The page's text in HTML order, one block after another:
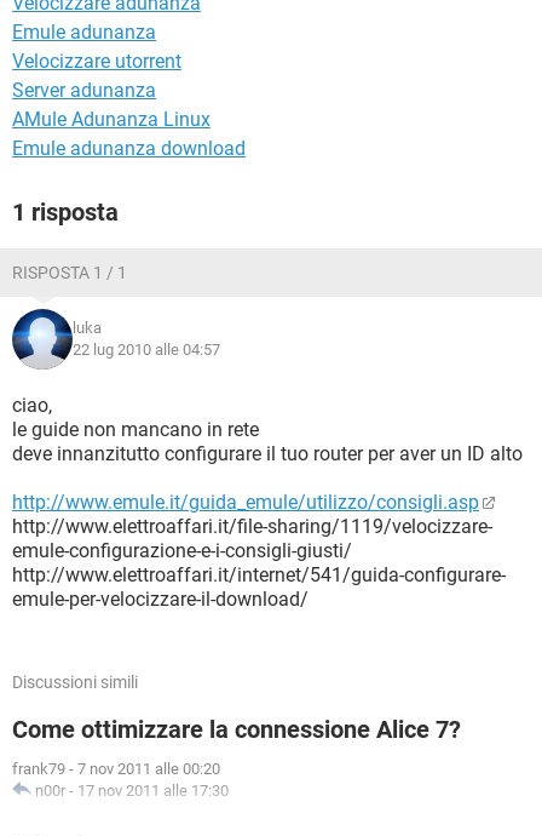
TIKTOK
Emule adunanza
Velocizzare utorrent
Server adunanza
AMule Adunanza Linux
Emule adunanza download
1 risposta
RISPOSTA 1 / 1
luka
22 lug 2010 alle 04:57
ciao,
le guide non mancano in rete
deve innanzitutto configurare il tuo router per aver un ID alto
http://www.emule.it/guida_emule/utilizzo/consigli.asp
http://www.elettroaffari.it/file-sharing/1119/velocizzare-
emule-configurazione-e-i-consigli-giusti/
http://www.elettroaffari.it/internet/541/guida-configurare-
emule-per-velocizzare-il-download/
Discussioni simili
Come ottimizzare la connessione Alice 7?
frank79 - 7 nov 2011 alle 00:20
n00r - 17 nov 2011 alle 17:30